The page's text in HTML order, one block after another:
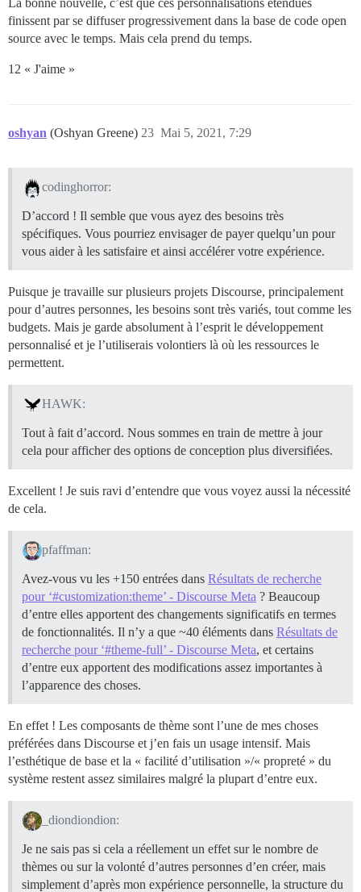
La bonne nouvelle, c’est que ces personnalisations étendues
finissent par se diffuser progressivement dans la base de code open
source avec le temps. Mais cela prend du temps.
12 « J'aime »
oshyan (Oshyan Greene) Mai 5, 2021, 7:29
23
codinghorror:
D’accord ! Il semble que vous ayez des besoins très
spécifiques. Vous pourriez envisager de payer quelqu’un pour
vous aider à les satisfaire et ainsi accélérer votre expérience.
Puisque je travaille sur plusieurs projets Discourse, principalement
pour d’autres personnes, les besoins sont très variés, tout comme les
budgets. Mais je garde absolument à l’esprit le développement
personnalisé et je l’utiliserais volontiers là où les ressources le
permettent.
HAWK:
Tout à fait d’accord. Nous sommes en train de mettre à jour
cela pour afficher des options de conception plus diversifiées.
Excellent ! Je suis ravi d’entendre que vous voyez aussi la nécessité
de cela.
pfaffman:
Avez-vous vu les +150 entrées dans Résultats de recherche
pour ‘#customization:theme’ - Discourse Meta ? Beaucoup
d’entre elles apportent des changements significatifs en termes
de fonctionnalités. Il n’y a que ~40 éléments dans Résultats de
recherche pour ‘#theme-full’ - Discourse Meta, et certains
d’entre eux apportent des modifications assez importantes à
l’apparence des choses.
En effet ! Les composants de thème sont l’une de mes choses
préférées dans Discourse et j’en fais un usage intensif. Mais
l’esthétique de base et la « facilité d’utilisation »/« propreté » du
système restent assez similaires malgré la plupart d’entre eux.
_diondiondion:
Je ne sais pas si cela a réellement un effet sur le nombre de
thèmes ou sur la volonté d’autres personnes d’en créer, mais
simplement d’après mon expérience personnelle, la structure du